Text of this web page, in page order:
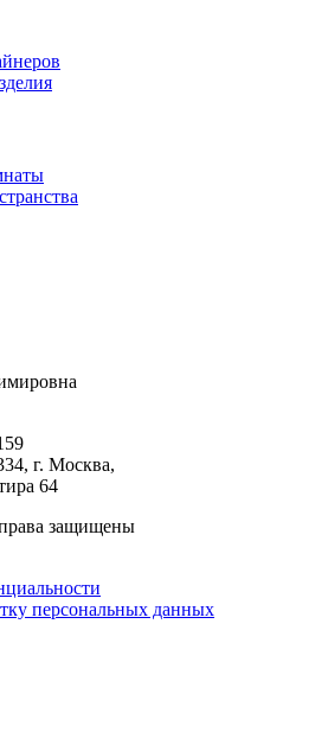
г. Москва,
64
защищены
персональных данных